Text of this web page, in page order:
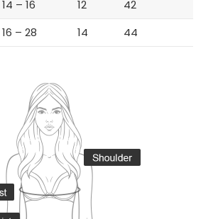
14 – 16 12
42
16 – 28 14 44